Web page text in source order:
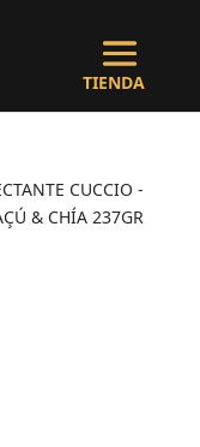
CUCCIO -
& CHÍA 237GR